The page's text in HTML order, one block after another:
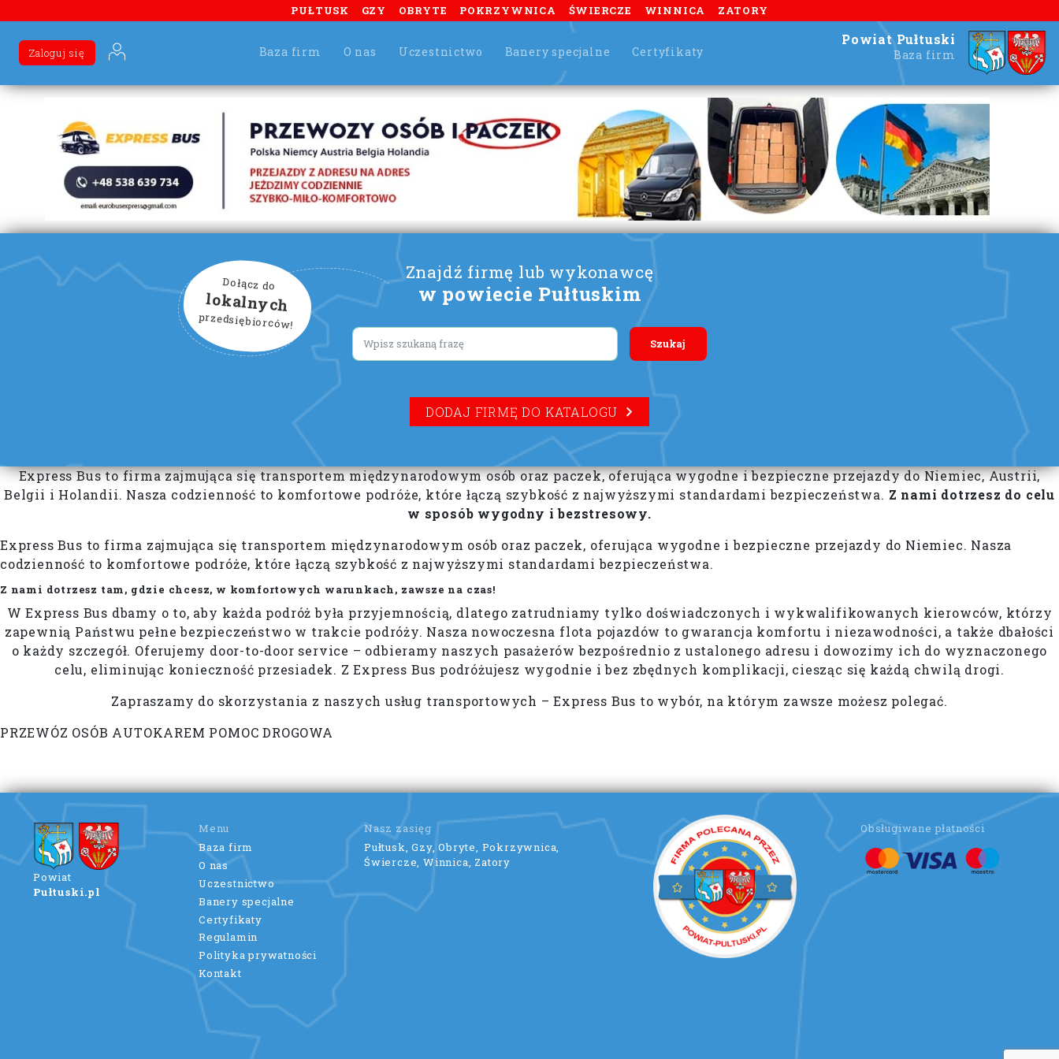
PUŁTUSK GZY OBRYTE POKRZYWNICA ŚWIERCZE WINNICA ZATORY
Baza firm O nas Uczestnictwo Banery specjalne Certyfikaty
Zaloguj się
Powiat Pułtuski
Baza firm
Znajdź firmę lub wykonawcę
w powiecie Pułtuskim
Dołącz do
lokalnych
przedsiębiorców!
Lorem ipsum
DODAJ FIRMĘ DO KATALOGU
Express Bus to firma zajmująca się transportem międzynarodowym osób oraz paczek, oferująca wygodne i bezpieczne przejazdy do Niemiec, Austrii,
Belgii i Holandii. Nasza codzienność to komfortowe podróże, które łączą szybkość z najwyższymi standardami bezpieczeństwa. Z nami dotrzesz do celu
w sposób wygodny i bezstresowy.
Express Bus to firma zajmująca się transportem międzynarodowym osób oraz paczek, oferująca wygodne i bezpieczne przejazdy do Niemiec. Nasza
codzienność to komfortowe podróże, które łączą szybkość z najwyższymi standardami bezpieczeństwa.
Z nami dotrzesz tam, gdzie chcesz, w komfortowych warunkach, zawsze na czas!
W Express Bus dbamy o to, aby każda podróż była przyjemnością, dlatego zatrudniamy tylko doświadczonych i wykwalifikowanych kierowców, którzy
zapewnią Państwu pełne bezpieczeństwo w trakcie podróży. Nasza nowoczesna flota pojazdów to gwarancja komfortu i niezawodności, a także dbałości
o każdy szczegół. Oferujemy door-to-door service – odbieramy naszych pasażerów bezpośrednio z ustalonego adresu i dowozimy ich do wyznaczonego
celu, eliminując konieczność przesiadek. Z Express Bus podróżujesz wygodnie i bez zbędnych komplikacji, ciesząc się każdą chwilą drogi.
Zapraszamy do skorzystania z naszych usług transportowych – Express Bus to wybór, na którym zawsze możesz polegać.
PRZEWÓZ OSÓB AUTOKAREM POMOC DROGOWA
Powiat
Pułtuski.pl
Menu
Baza firm
O nas
Uczestnictwo
Banery specjalne
Certyfikaty
Regulamin
Polityka prywatności
Kontakt
Nasz zasięg
Pułtusk, Gzy, Obryte, Pokrzywnica,
Świercze, Winnica, Zatory
Obsługiwane płatności